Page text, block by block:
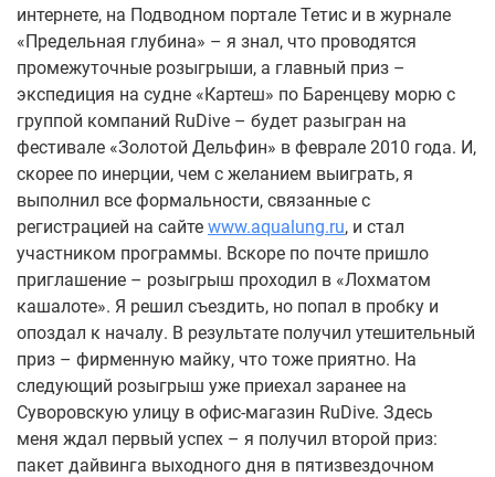
интернете, на Подводном портале Тетис и в журнале
«Предельная глубина» – я знал, что проводятся
промежуточные розыгрыши, а главный приз –
экспедиция на судне «Картеш» по Баренцеву морю с
группой компаний RuDive – будет разыгран на
фестивале «Золотой Дельфин» в феврале 2010 года. И,
скорее по инерции, чем с желанием выиграть, я
выполнил все формальности, связанные с
регистрацией на сайте www.aqualung.ru, и стал
участником программы. Вскоре по почте пришло
приглашение – розыгрыш проходил в «Лохматом
кашалоте». Я решил съездить, но попал в пробку и
опоздал к началу. В результате получил утешительный
приз – фирменную майку, что тоже приятно. На
следующий розыгрыш уже приехал заранее на
Суворовскую улицу в офис-магазин RuDive. Здесь
меня ждал первый успех – я получил второй приз:
пакет дайвинга выходного дня в пятизвездочном